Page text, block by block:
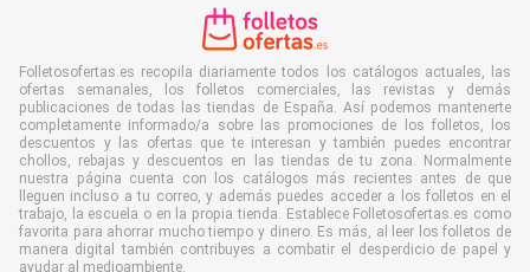
Folletosofertas.es recopila diariamente todos los catálogos actuales, las
ofertas semanales, los folletos comerciales, las revistas y demás
publicaciones de todas las tiendas de España. Así podemos mantenerte
completamente informado/a sobre las promociones de los folletos, los
descuentos y las ofertas que te interesan y también puedes encontrar
chollos, rebajas y descuentos en las tiendas de tu zona. Normalmente
nuestra página cuenta con los catálogos más recientes antes de que
lleguen incluso a tu correo, y además puedes acceder a los folletos en el
trabajo, la escuela o en la propia tienda. Establece Folletosofertas.es como
favorita para ahorrar mucho tiempo y dinero. Es más, al leer los folletos de
manera digital también contribuyes a combatir el desperdicio de papel y
ayudar al medioambiente.